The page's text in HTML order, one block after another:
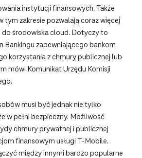
instytucji finansowych. Także
tym zakresie pozwalają coraz więcej
do środowiska cloud. Dotyczy to
Bankingu zapewniającego bankom
korzystania z chmury publicznej lub
mówi Komunikat Urzędu Komisji
musi być jednak nie tylko
w pełni bezpieczny. Możliwość
chmury prywatnej i publicznej
finansowym usługi T-Mobile.
między innymi bardzo popularne